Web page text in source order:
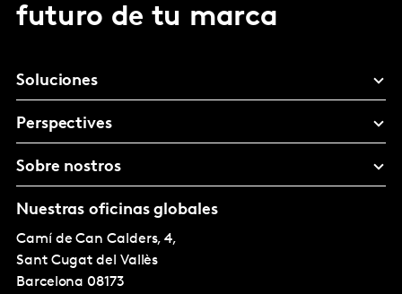
futuro de tu marca
Soluciones
Perspectives
Sobre nostros
Nuestras oficinas globales
Camí de Can Calders, 4,
Sant Cugat del Vallès
Barcelona 08173